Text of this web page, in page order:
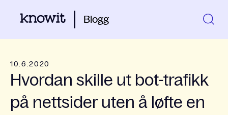
Blogg
10.6.2020
Hvordan skille ut bot-trafikk
på nettsider uten å løfte en